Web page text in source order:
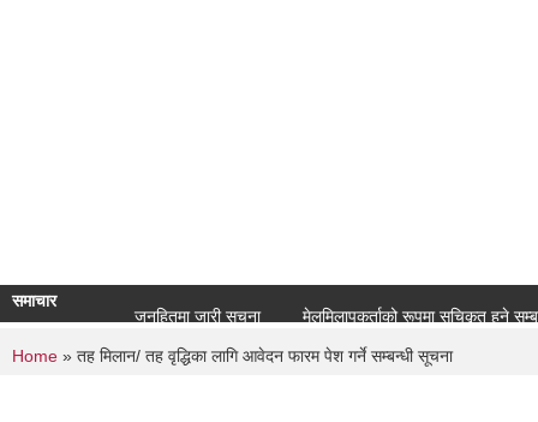
समाचार
जनहितमा जारी सूचना
मेलमिलापकर्ताको रूपमा सूचिकृत हुने सम्बन्धी
You are here
Home » तह मिलान/ तह वृद्धिका लागि आवेदन फारम पेश गर्ने सम्बन्धी सूचना